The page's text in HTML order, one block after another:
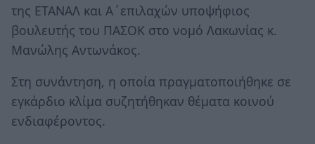
της ΕΤΑΝΑΛ και Α΄επιλαχών υποψήφιος
βουλευτής του ΠΑΣΟΚ στο νομό Λακωνίας κ.
Μανώλης Αντωνάκος.
Στη συνάντηση, η οποία πραγματοποιήθηκε σε
εγκάρδιο κλίμα συζητήθηκαν θέματα κοινού
ενδιαφέροντος.